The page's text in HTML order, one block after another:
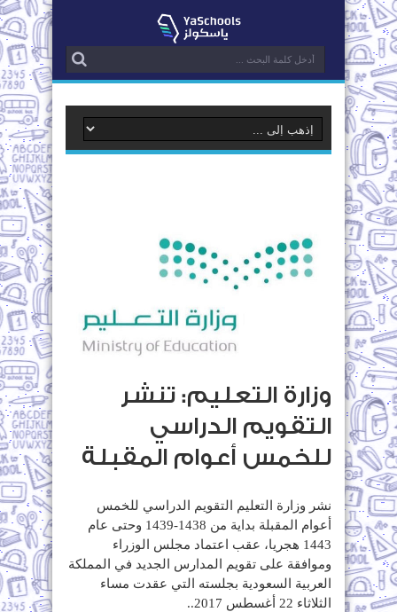
وزارة التعليم: تنشر
التقويم الدراسي
للخمس أعوام المقبلة
نشر وزارة التعليم التقويم الدراسي للخمس
أعوام المقبلة بداية من 1438-1439 وحتى عام
1443 هجريا، عقب اعتماد مجلس الوزراء
وموافقة على تقويم المدارس الجديد في المملكة
العربية السعودية بجلسته التي عقدت مساء
الثلاثاء 22 أغسطس 2017..